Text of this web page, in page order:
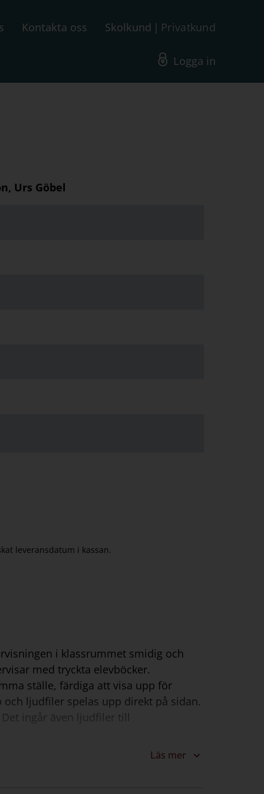
Kontakta oss Skolkund Privatkund
Logga in
Urs Göbel
leveransdatum i kassan.
i klassrummet smidig och
med tryckta elevböcker.
ställe, färdiga att visa upp för
ljudfiler spelas upp direkt på sidan.
ingår även ljudfiler till
från lärarhandledningen. MedLäs mer